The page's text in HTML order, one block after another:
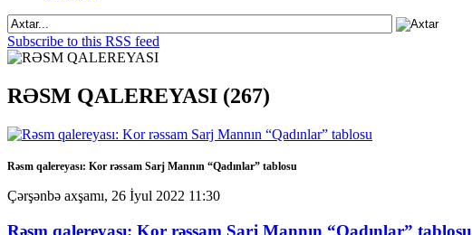
Subscribe to this RSS feed
RƏSM QALEREYASI (267)
Rəsm qalereyası: Kor rəssam Sarj Mannın “Qadınlar” tablosu
Çərşənbə axşamı, 26 İyul 2022 11:30
Rəsm qalereyası: Kor rəssam Sarj Mannın “Qadınlar” tablosu